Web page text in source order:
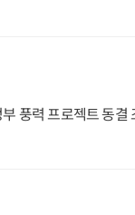
풍력 프로젝트 동결